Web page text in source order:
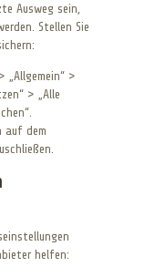
Ausweg sein,
Stellen Sie
„Allgemein“ >
> „Alle
auf dem
helfen: